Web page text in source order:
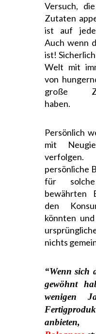
Versuch,
Zutaten
ist auf
Auch wenn
ist!
Welt mit
von
große
haben.
Persönlich
mit
persönliche
für
bewährten
den
könnten
nichts
“Wenn sich
gewöhnt
wenigen